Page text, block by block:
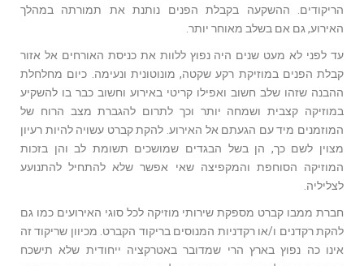
הריקודים. ההשקעה בקבלת הפנים נותנת את תמורתה במהלך
האירוע, גם אם בשלב מאוחר יותר.
עד לפני לא מעט שנים היה נפוץ ללוות את כניסת האורחים אל אזור
קבלת הפנים במוזיקת רקע שקטה, מונוטונית ונעימה. כיום מחלחלת
ההבנה שזהו שלב חשוב ואפילו קריטי באירוע וחשוב כבר בו להשקיע
במוזיקה קצבית ושמחה יותר וכך לתרום להגברת מצב הרוח של
המוזמנים מיד עם הגעתם אל האירוע. להקת קברט עשויה להיות רעיון
מצוין לשם כך, הן בשל הבגדים שמושכים תשומת לב והן בזכות
המוזיקה הסוחפת והמקפיצה שאי אפשר שלא להתחיל להתנועע
לצליליה.
חברת ממבו קברט מספקת שירותי מוזיקה לכל סוגי האירועים כמו גם
להקת רקדנים ו/או רקדניות המנוסים בריקוד הקברט. מכיוון שריקוד זה
אינו כה נפוץ בארץ הרי שמדובר באטרקציה ייחודית שלא תישכח